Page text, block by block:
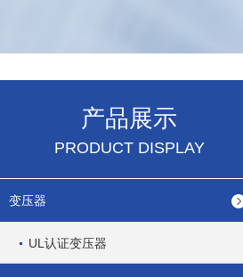
产品展示
PRODUCT DISPLAY
变压器
UL认证变压器